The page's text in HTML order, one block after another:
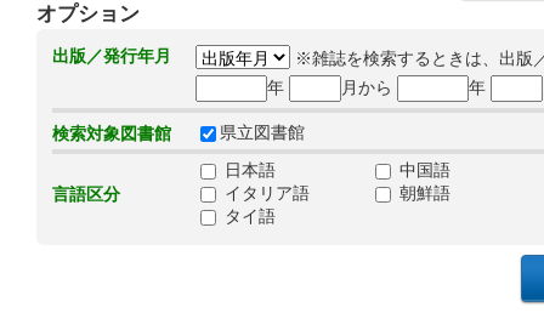
オプション
出版／発行年月
※雑誌を検索するときは、出版
年
月から 年
検索対象図書館 県立図書館
言語区分
日本語
中国語
イタリア語
朝鮮語
タイ語